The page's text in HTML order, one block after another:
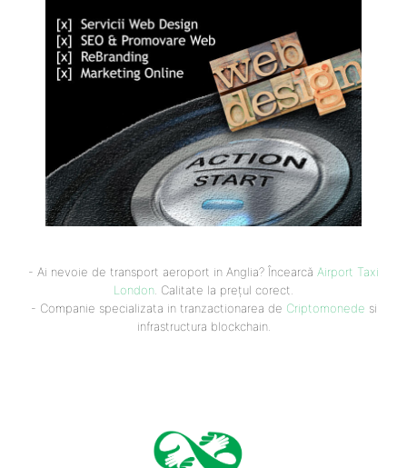
- Ai nevoie de transport aeroport in Anglia? Încearcă Airport Taxi
London. Calitate la prețul corect.
- Companie specializata in tranzactionarea de Criptomonede si
infrastructura blockchain.